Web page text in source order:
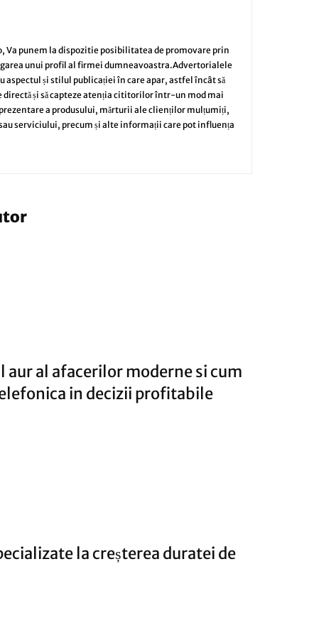
punem la dispozitie posibilitatea de promovare prin
unui profil al firmei dumneavoastra.Advertorialele
aspectul și stilul publicației în care apar, astfel încât să
și să capteze atenția cititorilor într-un mod mai
a produsului, mărturii ale clienților mulțumiți,
serviciului, precum și alte informații care pot influența